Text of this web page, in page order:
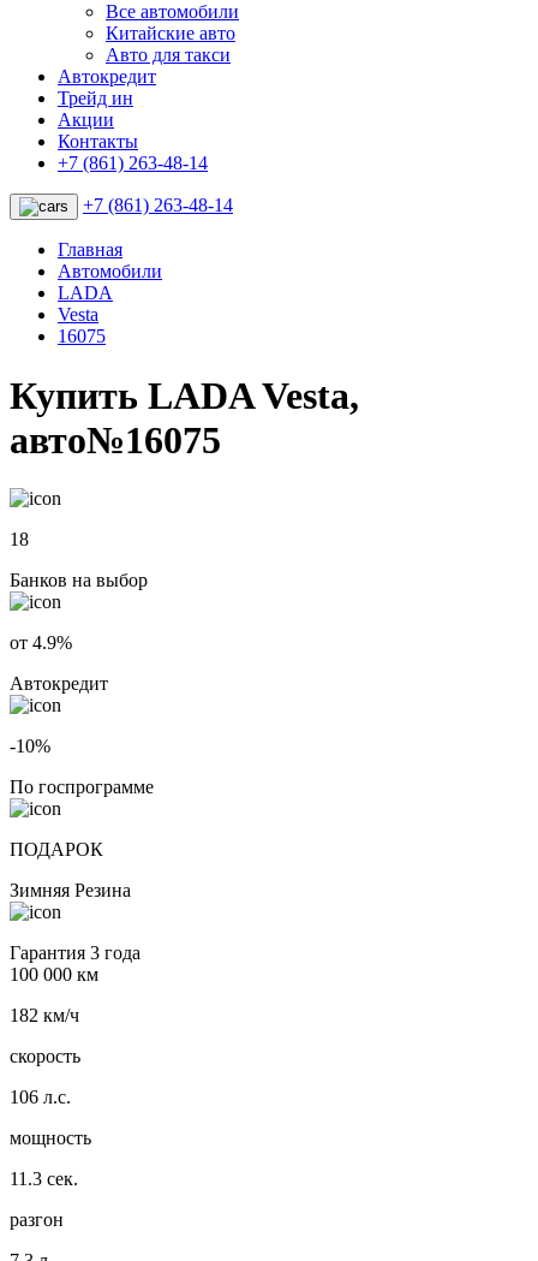
Все автомобили
Китайские авто
Авто для такси
Автокредит
Трейд ин
Акции
Контакты
+7 (861) 263-48-14
+7 (861) 263-48-14
Главная
Автомобили
LADA
Vesta
16075
Купить LADA Vesta,
авто№16075
18
Банков на выбор
от 4.9%
Автокредит
-10%
По госпрограмме
ПОДАРОК
Зимняя Резина
Гарантия 3 года
100 000 км
182 км/ч
скорость
106 л.с.
мощность
11.3 сек.
разгон